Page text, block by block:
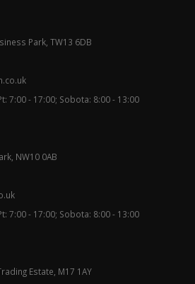
Park, TW13 6DB
7:00 - 17:00; Sobota: 8:00 - 13:00
NW10 0AB
7:00 - 17:00; Sobota: 8:00 - 13:00
Estate, M17 1AY